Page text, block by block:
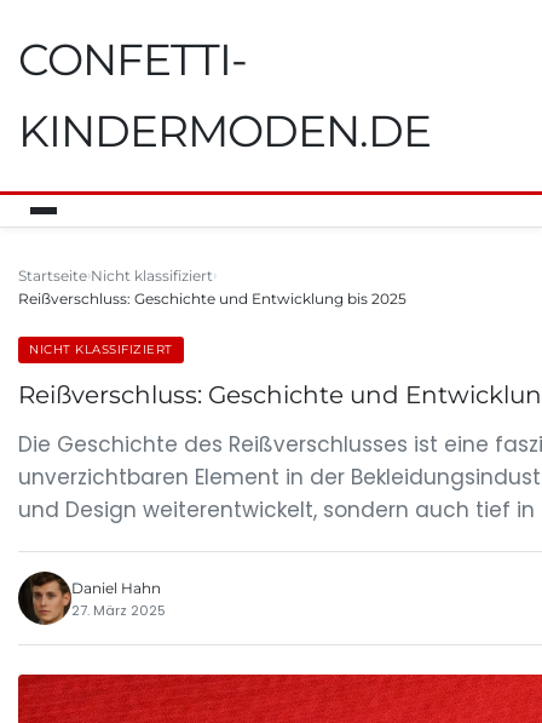
CONFETTI-
KINDERMODEN.DE
Startseite Nicht klassifiziert
Reißverschluss: Geschichte und Entwicklung bis 2025
NICHT KLASSIFIZIERT
Reißverschluss: Geschichte und
Die Geschichte des Reißverschlusses ist eine
unverzichtbaren Element in der
und Design weiterentwickelt, sondern auch tief
Daniel Hahn
27. März 2025